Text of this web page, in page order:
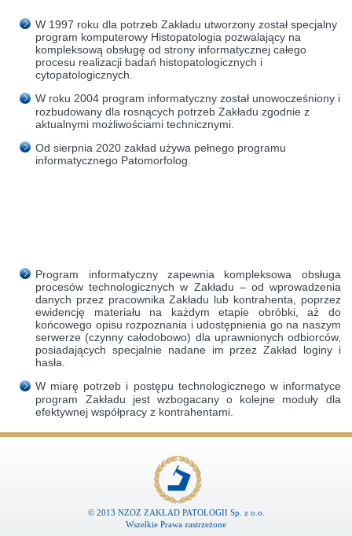
W 1997 roku dla potrzeb Zakładu utworzony został specjalny
program komputerowy Histopatologia pozwalający na
kompleksową obsługę od strony informatycznej całego
procesu realizacji badań histopatologicznych i
cytopatologicznych.
W roku 2004 program informatyczny został unowocześniony i
rozbudowany dla rosnących potrzeb Zakładu zgodnie z
aktualnymi możliwościami technicznymi.
Od sierpnia 2020 zakład używa pełnego programu
informatycznego Patomorfolog.
Program informatyczny zapewnia kompleksowa obsługa
procesów technologicznych w Zakładu – od wprowadzenia
danych przez pracownika Zakładu lub kontrahenta, poprzez
ewidencję materiału na każdym etapie obróbki, aż do
końcowego opisu rozpoznania i udostępnienia go na naszym
serwerze (czynny całodobowo) dla uprawnionych odbiorców,
posiadających specjalnie nadane im przez Zakład loginy i
hasła.
W miarę potrzeb i postępu technologicznego w informatyce
program Zakładu jest wzbogacany o kolejne moduły dla
efektywnej współpracy z kontrahentami.
© 2013 NZOZ ZAKŁAD PATOLOGII Sp. z o.o.
Wszelkie Prawa zastrzeżone